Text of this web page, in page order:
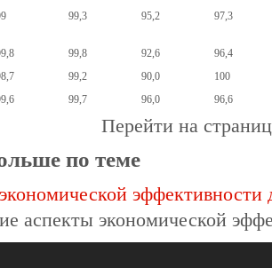
99,3 95,2 97,3
99,8 92,6
96,4
99,2 90,0
100
99,7 96,0 96,6
Перейти на
по теме
аспекты экономической